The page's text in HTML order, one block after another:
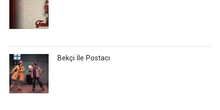
Bekçi İle Postacı